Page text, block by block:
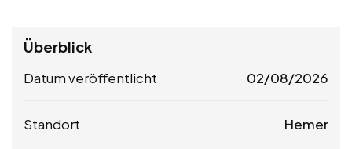
Überblick
Datum veröffentlicht 02/08/2026
Standort Hemer